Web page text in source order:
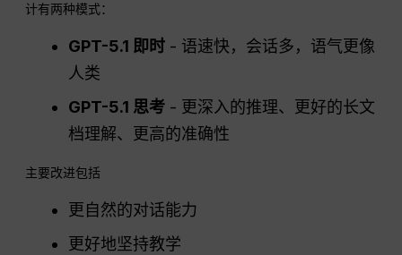
计有两种模式：
GPT-5.1 即时 - 语速快，会话多，语气更像
人类
GPT-5.1 思考 - 更深入的推理、更好的长文
档理解、更高的准确性
主要改进包括
更自然的对话能力
更好地坚持教学